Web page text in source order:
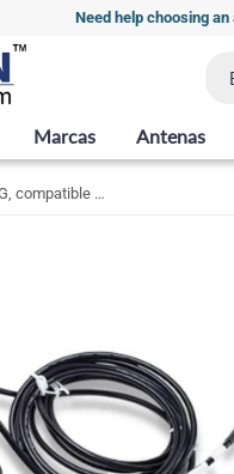
Need help choosing
Marcas Antenas
Antena celular 2x2 MiMo 5G, compatible con Band 71 (4G-LTE) para comunicación de máquina a máquina, montaje magnético, negro. RBMM-55-SS-6